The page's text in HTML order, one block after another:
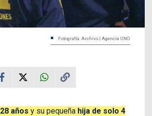
Fotografía: Archivo | Agencia UNO
28 años y su pequeña hija de solo 4